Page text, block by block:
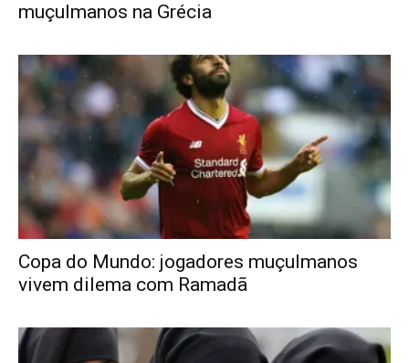
muçulmanos na Grécia
Copa do Mundo: jogadores muçulmanos
vivem dilema com Ramadã